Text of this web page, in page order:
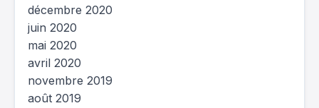
décembre 2020
juin 2020
mai 2020
avril 2020
novembre 2019
août 2019